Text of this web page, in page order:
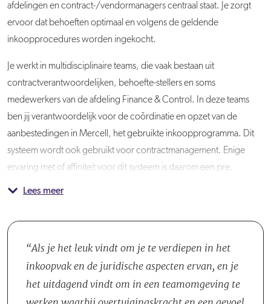
afdelingen en contract-/vendormanagers centraal staat. Je zorgt
ervoor dat behoeften optimaal en volgens de geldende
inkoopprocedures worden ingekocht.
Je werkt in multidisciplinaire teams, die vaak bestaan uit
contractverantwoordelijken, behoefte-stellers en soms
medewerkers van de afdeling Finance & Control. In deze teams
ben jij verantwoordelijk voor de coördinatie en opzet van de
aanbestedingen in Mercell, het gebruikte inkoopprogramma. Dit
systeem wordt ook gebruikt voor contractmanagement. Enige
ervaring met of affiniteit voor dit systeem is daarom een pre.
Naast je inkoopverantwoordelijkheden, bied jij ondersteuning bij
managementrapportages aan. Verder draag jij bij aan de
professionalisering van de inkoop, pak je ad-hoc vraagstukken op
en draag je oplossingen aan. Als adviseur ben je een steunpunt
voor je collega's en ondersteun je hen bij hun uitdagingen op het
Je wordt onderdeel van team Inkoop- en Contractmanagement.
Lees meer
Als je het leuk vindt om je te verdiepen in het
inkoopvak en de juridische aspecten ervan, en je
het uitdagend vindt om in een teamomgeving te